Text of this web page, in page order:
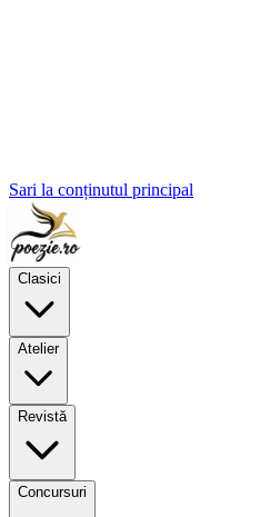
Sari la conținutul principal
Clasici
Atelier
Revistă
Concursuri